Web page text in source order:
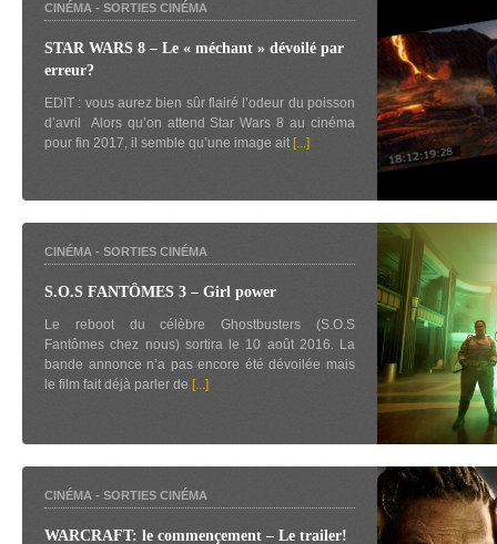
CINÉMA - SORTIES CINÉMA
STAR WARS 8 – Le « méchant » dévoilé par
erreur?
EDIT : vous aurez bien sûr flairé l’odeur du poisson
d’avril
Alors qu’on attend Star Wars 8 au cinéma
pour fin 2017, il semble qu’une image ait [...]
CINÉMA - SORTIES CINÉMA
S.O.S FANTÔMES 3 – Girl power
Le reboot du célèbre Ghostbusters (S.O.S
Fantômes chez nous) sortira le 10 août 2016. La
bande annonce n’a pas encore été dévoilée mais
le film fait déjà parler de [...]
CINÉMA - SORTIES CINÉMA
WARCRAFT: le commençement – Le trailer!